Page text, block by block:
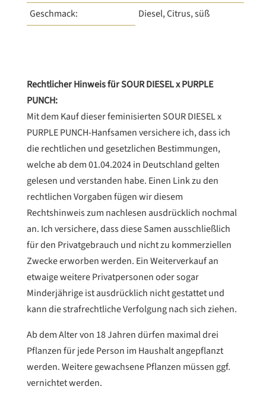
Geschmack:
Diesel, Citrus, süß
Rechtlicher Hinweis für SOUR DIESEL x PURPLE
PUNCH:
Mit dem Kauf dieser feminisierten SOUR DIESEL x
PURPLE PUNCH-Hanfsamen versichere ich, dass ich
die rechtlichen und gesetzlichen Bestimmungen,
welche ab dem 01.04.2024 in Deutschland gelten
gelesen und verstanden habe. Einen Link zu den
rechtlichen Vorgaben fügen wir diesem
Rechtshinweis zum nachlesen ausdrücklich nochmal
an. Ich versichere, dass diese Samen ausschließlich
für den Privatgebrauch und nicht zu kommerziellen
Zwecke erworben werden. Ein Weiterverkauf an
etwaige weitere Privatpersonen oder sogar
Minderjährige ist ausdrücklich nicht gestattet und
kann die strafrechtliche Verfolgung nach sich ziehen.
Ab dem Alter von 18 Jahren dürfen maximal drei
Pflanzen für jede Person im Haushalt angepflanzt
werden. Weitere gewachsene Pflanzen müssen ggf.
vernichtet werden.